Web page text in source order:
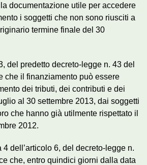
documentazione utile per accedere
i soggetti che non sono riusciti a
termine finale del 30
del predetto decreto-legge n. 43 del
che il finanziamento può essere
dei tributi, dei contributi e dei
al 30 settembre 2013, dai soggetti
che hanno già utilmente rispettato il
2012.
4 dell’articolo 6, del decreto-legge n.
che, entro quindici giorni dalla data